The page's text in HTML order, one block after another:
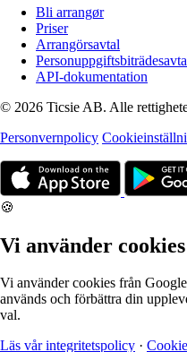
Bli arrangør
Priser
Arrangörsavtal
API-dokumentation
© 2026 Ticsie AB. Alle
Personvernpolicy
🍪
Vi använder cookies
Vi använder cookies från
används och förbättra din
val.
Läs vår integritetspolicy ·